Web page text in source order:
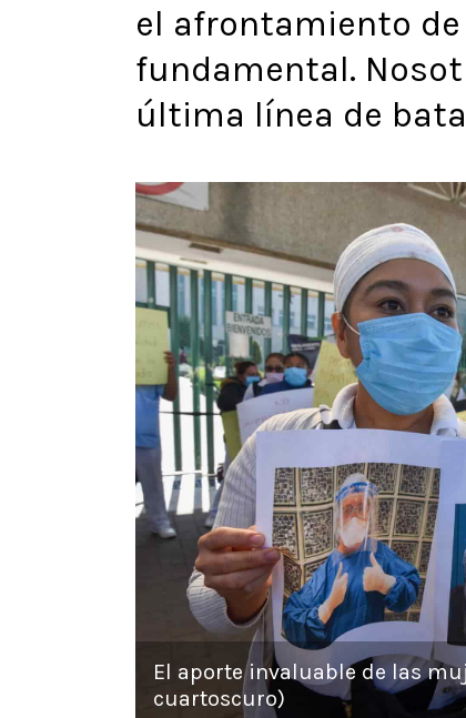
el afrontamiento de
fundamental.
última línea de
El aporte invaluable de las
cuartoscuro)